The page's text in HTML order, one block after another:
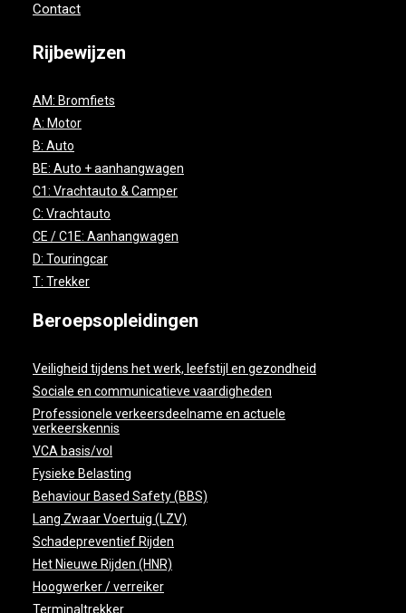
TIKTOK
Contact
Rijbewijzen
AM: Bromfiets
A: Motor
B: Auto
BE: Auto + aanhangwagen
C1: Vrachtauto & Camper
C: Vrachtauto
CE / C1E: Aanhangwagen
D: Touringcar
T: Trekker
Beroepsopleidingen
Veiligheid tijdens het werk, leefstijl en gezondheid
Sociale en communicatieve vaardigheden
Professionele verkeersdeelname en actuele
verkeerskennis
VCA basis/vol
Fysieke Belasting
Behaviour Based Safety (BBS)
Lang Zwaar Voertuig (LZV)
Schadepreventief Rijden
Het Nieuwe Rijden (HNR)
Hoogwerker / verreiker
Terminaltrekker